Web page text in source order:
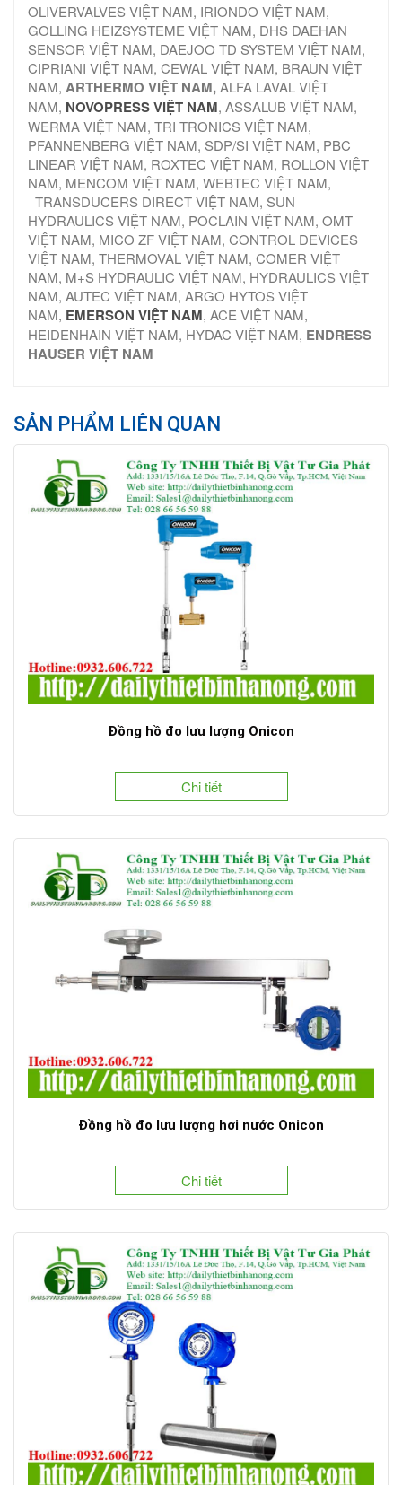
OLIVERVALVES VIỆT NAM, IRIONDO VIỆT NAM,
GOLLING HEIZSYSTEME VIỆT NAM, DHS DAEHAN
SENSOR VIỆT NAM, DAEJOO TD SYSTEM VIỆT NAM,
CIPRIANI VIỆT NAM, CEWAL VIỆT NAM, BRAUN VIỆT
NAM, ARTHERMO VIỆT NAM,ALFA LAVAL VIỆT
NAM, NOVOPRESS VIỆT NAM, ASSALUB VIỆT NAM,
WERMA VIỆT NAM, TRI TRONICS VIỆT NAM,
PFANNENBERG VIỆT NAM, SDP/SI VIỆT NAM, PBC
LINEAR VIỆT NAM, ROXTEC VIỆT NAM, ROLLON VIỆT
NAM, MENCOM VIỆT NAM, WEBTEC VIỆT NAM,
TRANSDUCERS DIRECT VIỆT NAM, SUN
HYDRAULICS VIỆT NAM, POCLAIN VIỆT NAM, OMT
VIỆT NAM, MICO ZF VIỆT NAM, CONTROL DEVICES
VIỆT NAM, THERMOVAL VIỆT NAM, COMER VIỆT
NAM, M+S HYDRAULIC VIỆT NAM, HYDRAULICS VIỆT
NAM, AUTEC VIỆT NAM, ARGO HYTOS VIỆT
NAM, EMERSON VIỆT NAM, ACE VIỆT NAM,
HEIDENHAIN VIỆT NAM, HYDAC VIỆT NAM, ENDRESS
HAUSER VIỆT NAM
SẢN PHẨM LIÊN QUAN
Đồng hồ đo lưu lượng Onicon
Chi tiết
Đồng hồ đo lưu lượng hơi nước Onicon
Chi tiết